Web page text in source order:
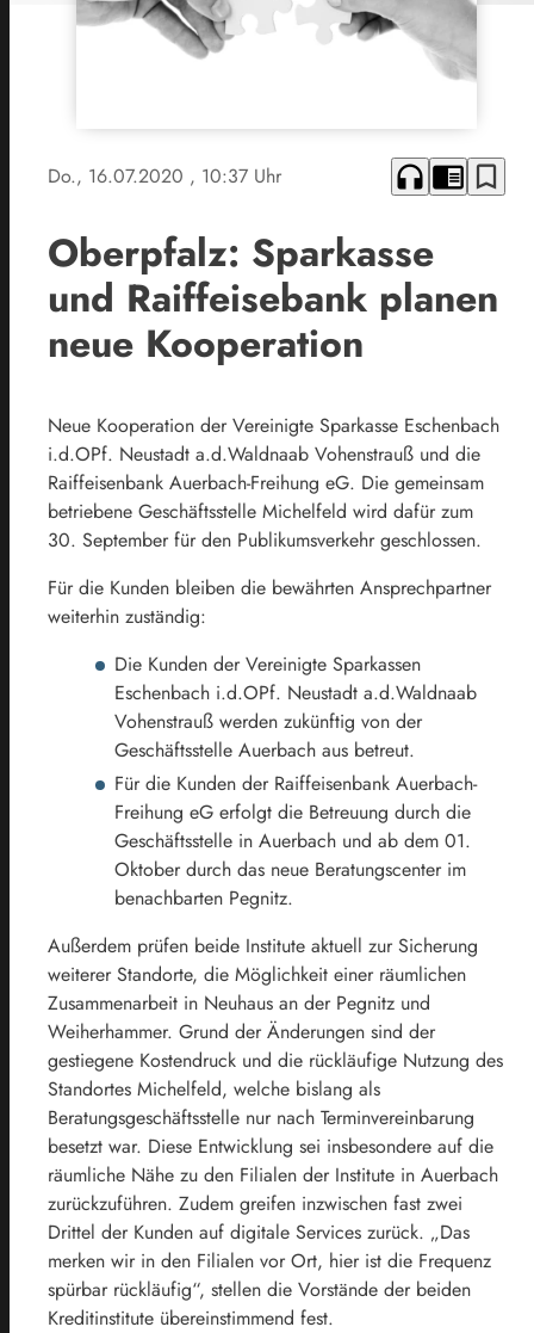
Do., 16.07.2020 , 10:37 Uhr headphones chrome_reader_mode bookmark_border
Oberpfalz: Sparkasse
und Raiffeisebank planen
neue Kooperation
Neue Kooperation der Vereinigte Sparkasse Eschenbach
i.d.OPf. Neustadt a.d.Waldnaab Vohenstrauß und die
Raiffeisenbank Auerbach-Freihung eG. Die gemeinsam
betriebene Geschäftsstelle Michelfeld wird dafür zum
30. September für den Publikumsverkehr geschlossen.
Für die Kunden bleiben die bewährten Ansprechpartner
weiterhin zuständig:
Die Kunden der Vereinigte Sparkassen
Eschenbach i.d.OPf. Neustadt a.d.Waldnaab
Vohenstrauß werden zukünftig von der
Geschäftsstelle Auerbach aus betreut.
Für die Kunden der Raiffeisenbank Auerbach-
Freihung eG erfolgt die Betreuung durch die
Geschäftsstelle in Auerbach und ab dem 01.
Oktober durch das neue Beratungscenter im
benachbarten Pegnitz.
Außerdem prüfen beide Institute aktuell zur Sicherung
weiterer Standorte, die Möglichkeit einer räumlichen
Zusammenarbeit in Neuhaus an der Pegnitz und
Weiherhammer. Grund der Änderungen sind der
gestiegene Kostendruck und die rückläufige Nutzung des
Standortes Michelfeld, welche bislang als
Beratungsgeschäftsstelle nur nach Terminvereinbarung
besetzt war. Diese Entwicklung sei insbesondere auf die
räumliche Nähe zu den Filialen der Institute in Auerbach
zurückzuführen. Zudem greifen inzwischen fast zwei
Drittel der Kunden auf digitale Services zurück. „Das
merken wir in den Filialen vor Ort, hier ist die Frequenz
spürbar rückläufig“, stellen die Vorstände der beiden
Kreditinstitute übereinstimmend fest.